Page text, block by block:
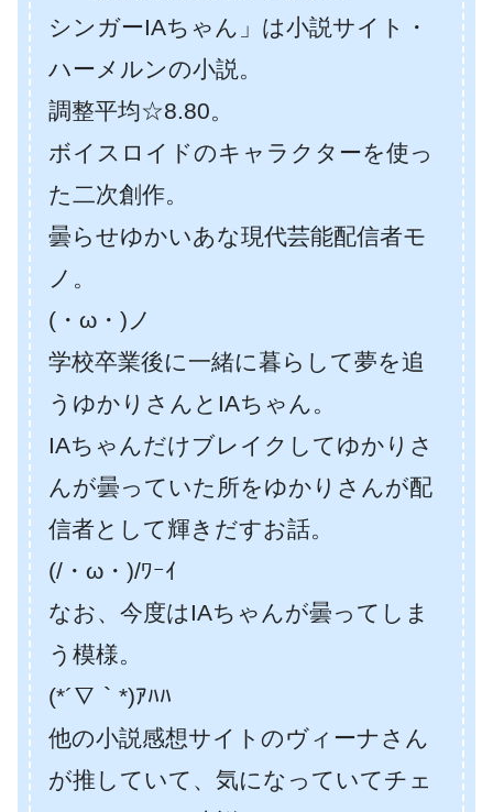
シンガーIAちゃん」は小説サイト・
ハーメルンの小説。
調整平均☆8.80。
ボイスロイドのキャラクターを使っ
た二次創作。
曇らせゆかいあな現代芸能配信者モ
ノ。
(・ω・)ノ
学校卒業後に一緒に暮らして夢を追
うゆかりさんとIAちゃん。
IAちゃんだけブレイクしてゆかりさ
んが曇っていた所をゆかりさんが配
信者として輝きだすお話。
(/・ω・)/ﾜｰｲ
なお、今度はIAちゃんが曇ってしま
う模様。
(*´∇｀*)ｱﾊﾊ
他の小説感想サイトのヴィーナさん
が推していて、気になっていてチェ